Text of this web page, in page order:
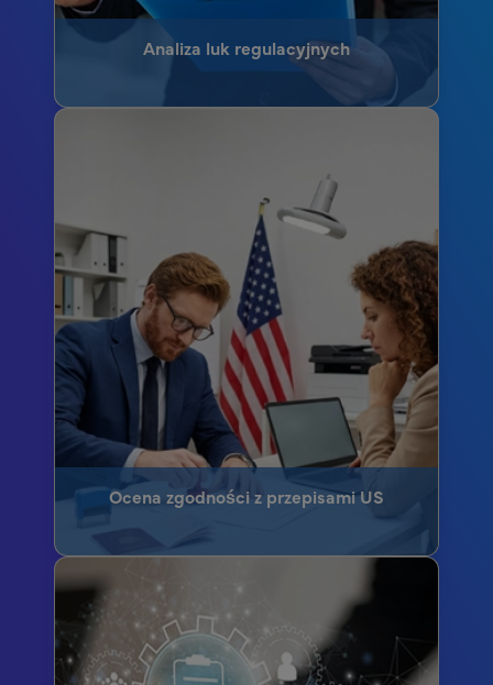
Analiza luk regulacyjnych
Ocena zgodności z przepisami US